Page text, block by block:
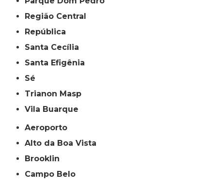
Região Central
República
Santa Cecília
Santa Efigênia
Sé
Trianon Masp
Vila Buarque
Aeroporto
Alto da Boa Vista
Brooklin
Campo Belo